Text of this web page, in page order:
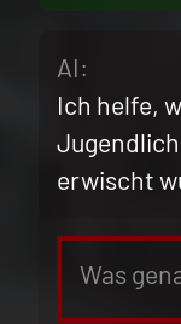
AI:
Ich helfe,
erwischt